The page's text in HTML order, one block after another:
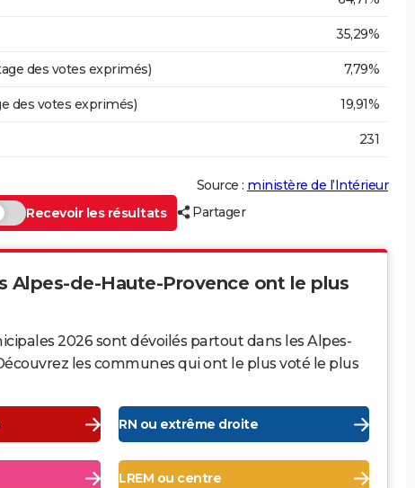
35,29%
des votes exprimés) 7,79%
des votes exprimés) 19,91%
231
Source : ministère de l’Intérieur
Recevoir les résultats
Partager
Alpes-de-Haute-Provence ont le plus
2026 sont dévoilés partout dans les Alpes-
les communes qui ont le plus voté le plus
RN ou extrême droite
LREM ou centre